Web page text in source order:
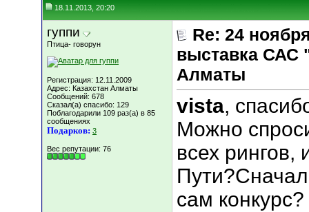
18.11.2013, 20:20
гуппи
Птица- говорун
Регистрация: 12.11.2009
Адрес: Казахстан Алматы
Сообщений: 678
Сказал(а) спасибо: 129
Поблагодарили 109 раз(а) в 85
сообщениях
Подарков: 3
Вес репутации: 76
Re: 24
выставка САС
Алматы
vista,
Можно
всех
сам конкурс?